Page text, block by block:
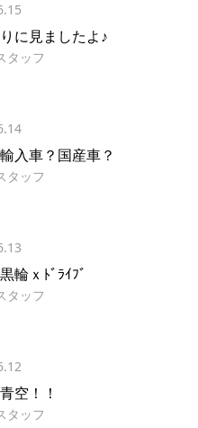
に見ましたよ♪
タッフ
入車？国産車？
タッフ
輪ｘﾄﾞﾗｲﾌﾞ
タッフ
空！！
タッフ